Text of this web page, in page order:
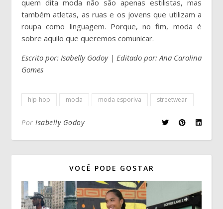
quem dita moda não são apenas estilistas, mas
também atletas, as ruas e os jovens que utilizam a
roupa como linguagem. Porque, no fim, moda é
sobre aquilo que queremos comunicar.
Escrito por: Isabelly Godoy | Editado por: Ana Carolina
Gomes
hip-hop moda moda esporiva streetwear
Por Isabelly Godoy
VOCÊ PODE GOSTAR